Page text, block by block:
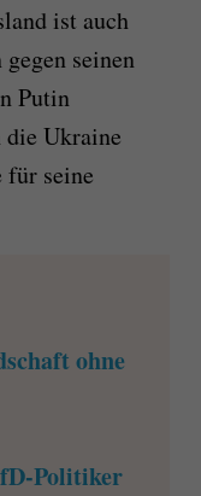
ist auch
seinen
Putin
Ukraine
für seine
ohne
Politiker